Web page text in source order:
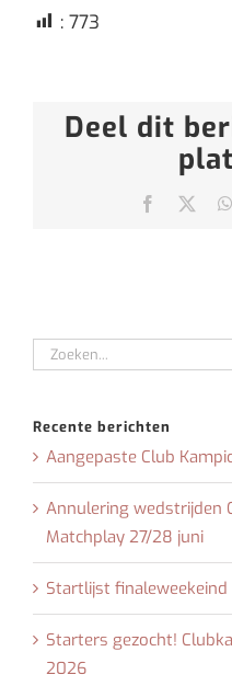
: 773
Deel dit
Facebook
Zoeken
naar:
Recente berichten
Aangepaste Club
Annulering wedstrijden
Matchplay 27/28 juni
Startlijst finaleweekeind
Starters gezocht!
2026